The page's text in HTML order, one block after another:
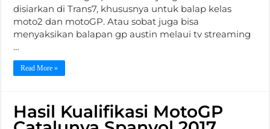
disiarkan di Trans7, khususnya untuk balap kelas
moto2 dan motoGP. Atau sobat juga bisa
menyaksikan balapan gp austin melaui tv streaming
…
Read More »
Hasil Kualifikasi MotoGP